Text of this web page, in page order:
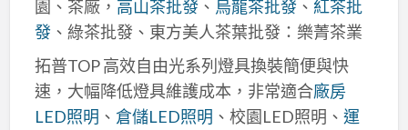
園、茶廠， 高山茶批發、 烏龍茶批發、 紅茶批
發、綠茶批發、東方美人茶葉批發：樂菁茶業
拓普TOP 高效自由光系列燈具換裝簡便與快
速，大幅降低燈具維護成本，非常適合廠房
LED照明 、 倉儲LED照明 、校園LED照明、 運